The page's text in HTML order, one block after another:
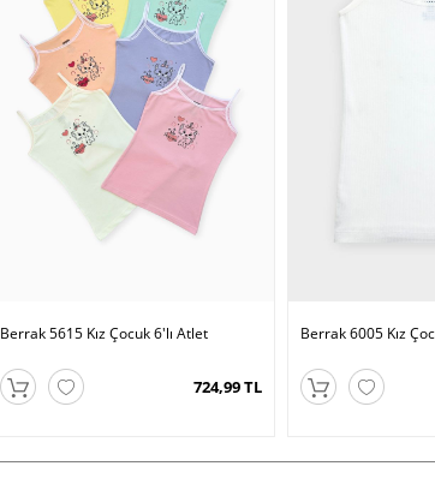
Berrak 5615 Kız Çocuk 6'lı Atlet
724,99 TL
Berrak 6005 Kız